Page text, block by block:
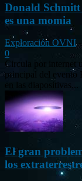
Donald Schmitt
es una momia
Exploración OVNI -
0
Circula por internet
principal del evento
en las diapositivas...
El gran
los